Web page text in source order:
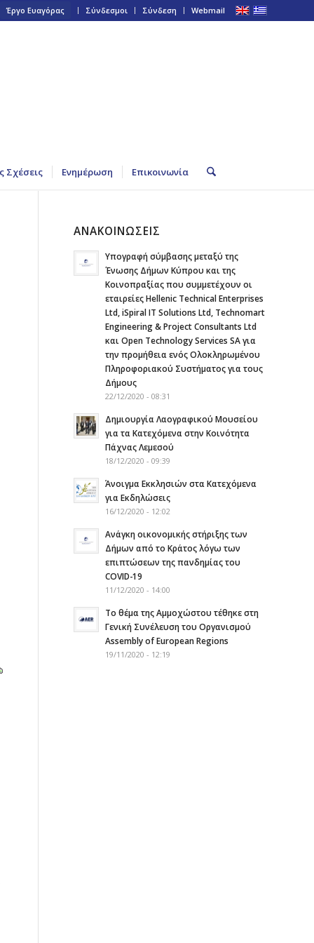
Έργο Ευαγόρας Σύνδεσμοι Σύνδεση Webmail
Σχέσεις Ενημέρωση Επικοινωνία
ΑΝΑΚΟΙΝΩΣΕΙΣ
Υπογραφή σύμβασης μεταξύ της
Ένωσης Δήμων Κύπρου και της
Κοινοπραξίας που συμμετέχουν οι
εταιρείες Hellenic Technical Enterprises
Ltd, iSpiral IT Solutions Ltd, Technomart
Engineering & Project Consultants Ltd
και Open Technology Services SA για
την προμήθεια ενός Ολοκληρωμένου
Πληροφοριακού Συστήματος για τους
Δήμους
22/12/2020 - 08:31
Δημιουργία Λαογραφικού Μουσείου
για τα Κατεχόμενα στην Κοινότητα
Πάχνας Λεμεσού
18/12/2020 - 09:39
Άνοιγμα Εκκλησιών στα Κατεχόμενα
για Εκδηλώσεις
16/12/2020 - 12:02
Ανάγκη οικονομικής στήριξης των
Δήμων από το Κράτος λόγω των
επιπτώσεων της πανδημίας του
COVID-19
11/12/2020 - 14:00
Το θέμα της Αμμοχώστου τέθηκε στη
Γενική Συνέλευση του Οργανισμού
Assembly of European Regions
19/11/2020 - 12:19